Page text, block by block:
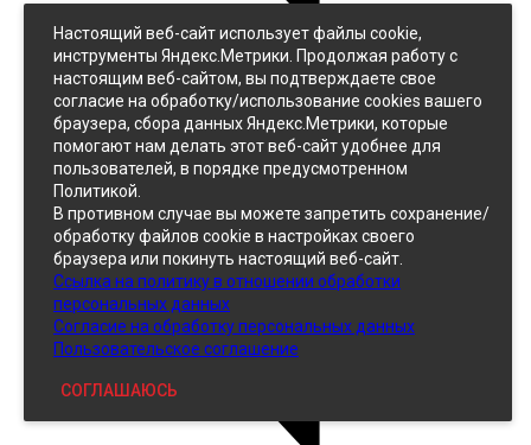
Джинс
Однотонный
Принтованный
Кожзам
Настоящий веб-сайт использует файлы cookie,
инструменты Яндекс.Метрики. Продолжая работу с
настоящим веб-сайтом, вы подтверждаете свое
согласие на обработку/использование cookies вашего
браузера, сбора данных Яндекс.Метрики, которые
помогают нам делать этот веб-сайт удобнее для
пользователей, в порядке предусмотренном
Политикой.
В противном случае вы можете запретить сохранение/
обработку файлов cookie в настройках своего
браузера или покинуть настоящий веб-сайт.
Ссылка на политику в отношении обработки
персональных данных
Согласие на обработку персональных данных
Пользовательское соглашение
СОГЛАШАЮСЬ